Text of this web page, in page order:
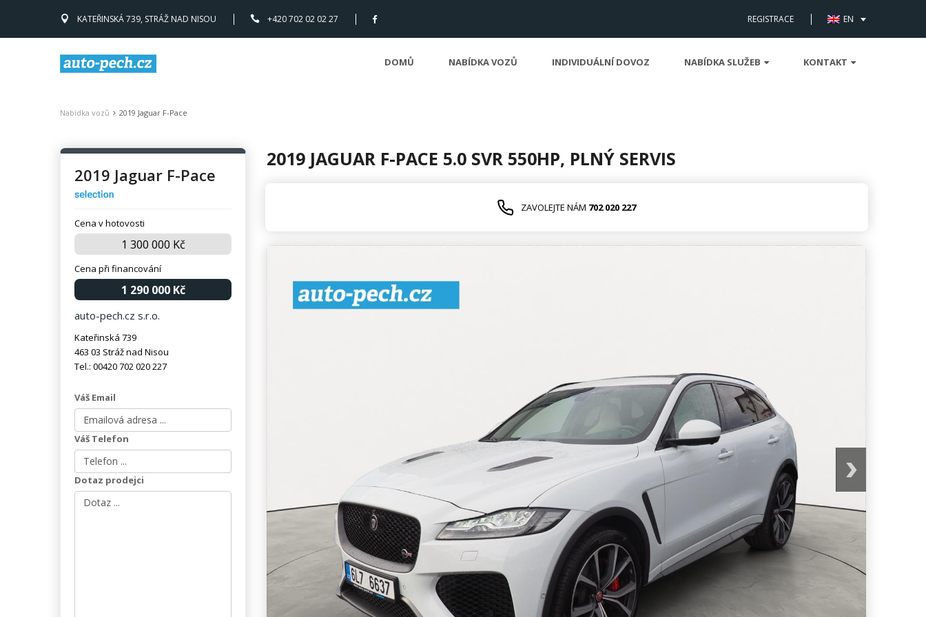
KATEŘINSKÁ 739, STRÁŽ NAD NISOU +420 702 02 02 27 REGISTRACE EN
DOMŮ NABÍDKA VOZŮ INDIVIDUÁLNÍ DOVOZ NABÍDKA SLUŽEB KONTAKT
Nabídka vozů 2019 Jaguar F-Pace
2019 Jaguar F-Pace
Cena v hotovosti
1 300 000 Kč
Cena při financování
1 290 000 Kč
auto-pech.cz s.r.o.
Kateřinská 739
463 03 Stráž nad Nisou
Tel.: 00420 702 020 227
Váš Email
Váš Telefon
Dotaz prodejci
2019 JAGUAR F-PACE 5.0 SVR 550HP, PLNÝ SERVIS
ZAVOLEJTE NÁM 702 020 227